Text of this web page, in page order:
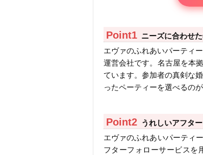
ニーズに合わせ
エヴァのふれあいパーティ
運営会社です。名古屋を本
ています。参加者の真剣な
ったペーティーを選べるのが
うれしいアフタ
エヴァのふれあいパーティ
フターフォローサービスを